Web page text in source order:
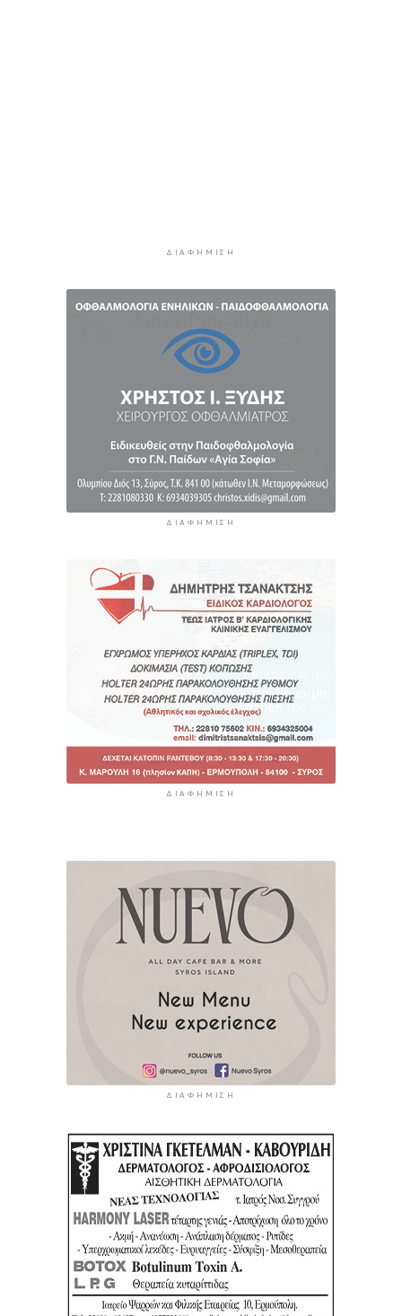
Αυξήθηκαν οι Έλληνες που αποφάσισαν να
διακόψουν το κάπνισμα
ΔΙΑΦΉΜΙΣΗ
ΔΙΑΦΉΜΙΣΗ
ΔΙΑΦΉΜΙΣΗ
ΔΙΑΦΉΜΙΣΗ